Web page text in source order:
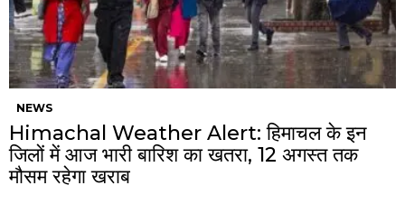
NEWS
Himachal Weather Alert: हिमाचल के इन
जिलों में आज भारी बारिश का खतरा, 12 अगस्त तक
मौसम रहेगा खराब